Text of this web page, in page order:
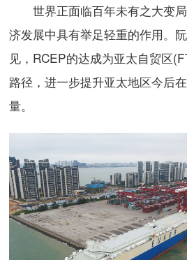
世界正面临百年未有之大变局
济发展中具有举足轻重的作用。
见，RCEP的达成为亚太自贸区
路径，进一步提升亚太地区今后
量。